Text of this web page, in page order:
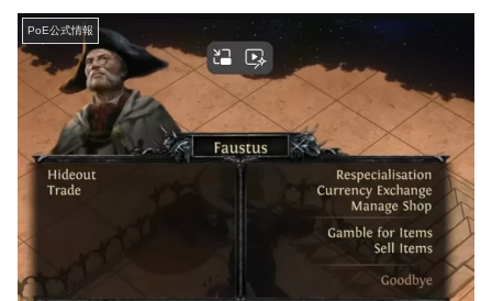
PoE公式情報